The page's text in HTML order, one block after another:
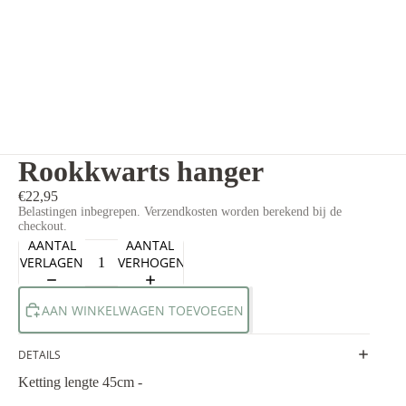
Rookkwarts hanger
€22,95
Belastingen inbegrepen. Verzendkosten worden berekend bij de
checkout.
AANTAL
VERLAGEN
AANTAL
VERHOGEN
AAN WINKELWAGEN TOEVOEGEN
DETAILS
Ketting lengte 45cm -